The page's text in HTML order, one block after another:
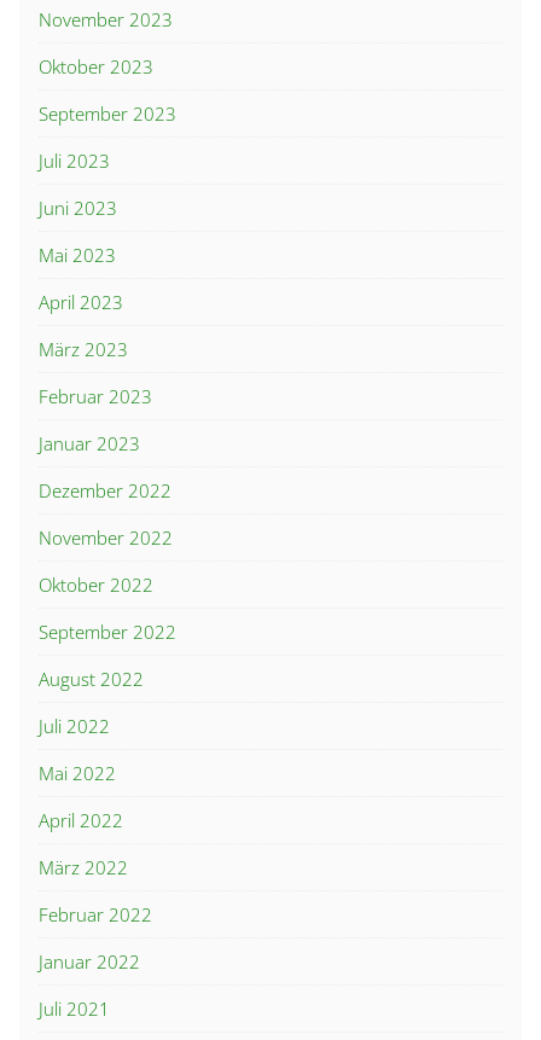
November 2023
Oktober 2023
September 2023
Juli 2023
Juni 2023
Mai 2023
April 2023
März 2023
Februar 2023
Januar 2023
Dezember 2022
November 2022
Oktober 2022
September 2022
August 2022
Juli 2022
Mai 2022
April 2022
März 2022
Februar 2022
Januar 2022
Juli 2021